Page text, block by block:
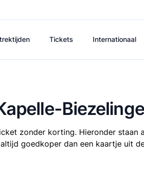
Tickets Internationaal
Biezelinge
zonder korting. Hieronder staan
goedkoper dan een kaartje uit